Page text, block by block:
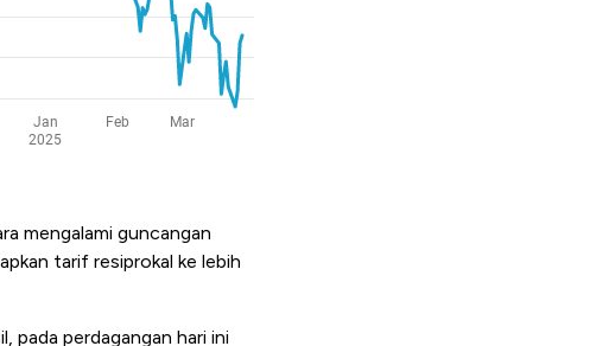
mengalami guncangan
tarif resiprokal ke lebih
pada perdagangan hari ini